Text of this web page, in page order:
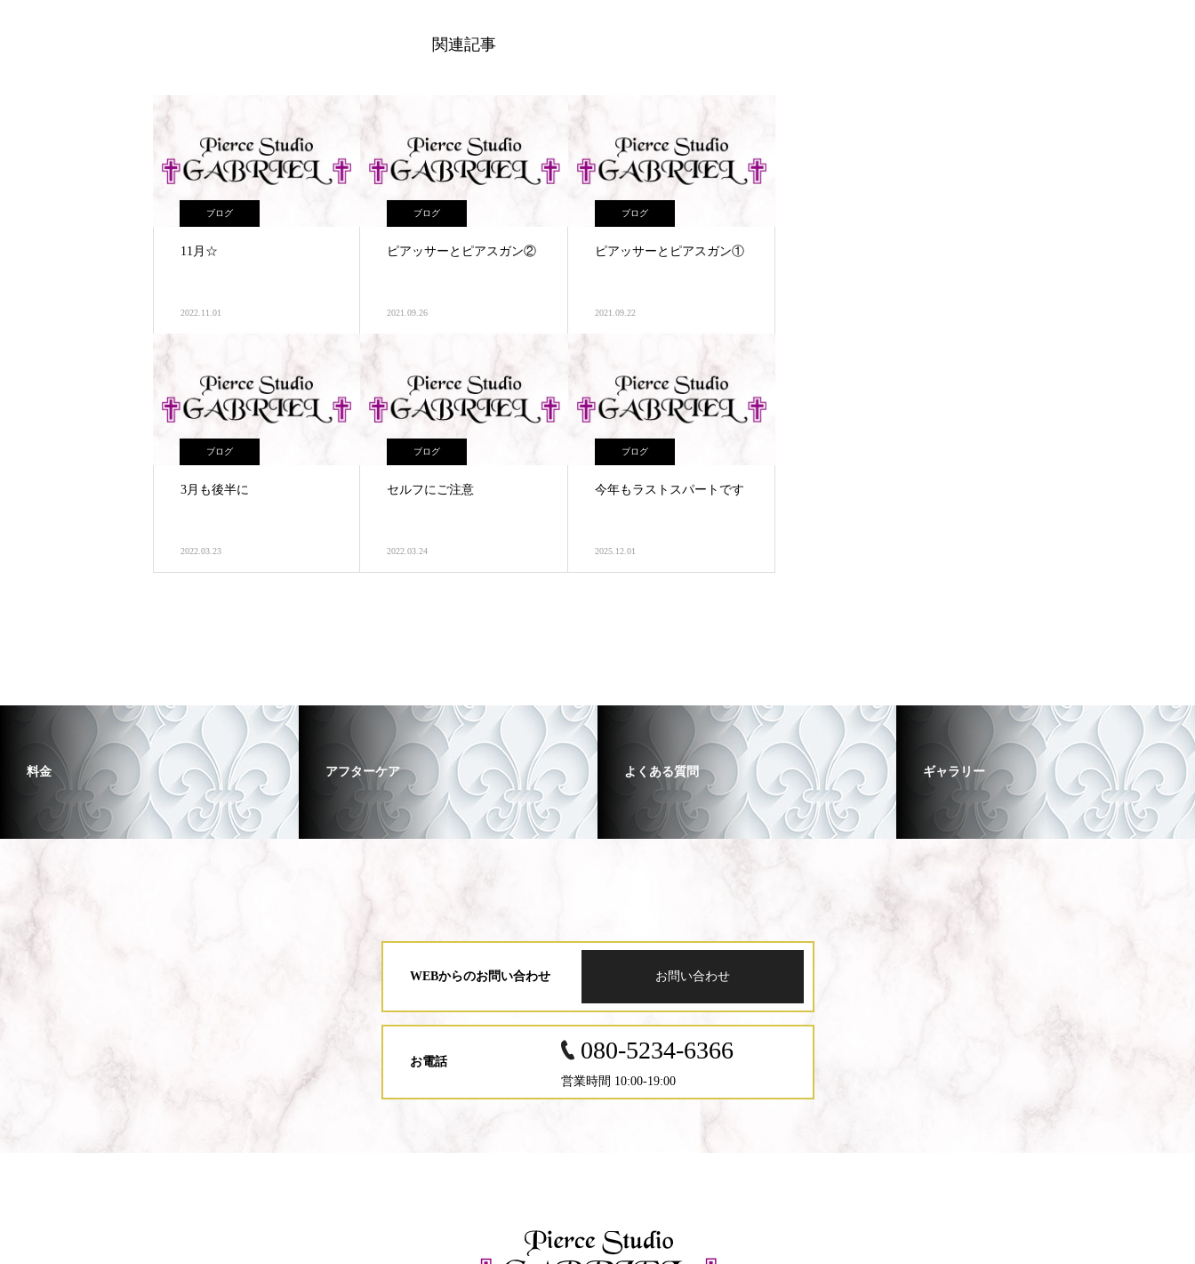
関連記事
ブログ
11月☆
2022.11.01
ブログ
ピアッサーとピアスガン②
2021.09.26
ブログ
ピアッサーとピアスガン①
2021.09.22
ブログ
3月も後半に
2022.03.23
ブログ
セルフにご注意
2022.03.24
ブログ
今年もラストスパートです
2025.12.01
料金 アフターケア よくある質問 ギャラリー
WEBからのお問い合わせ お問い合わせ
お電話 080-5234-6366
営業時間 10:00-19:00